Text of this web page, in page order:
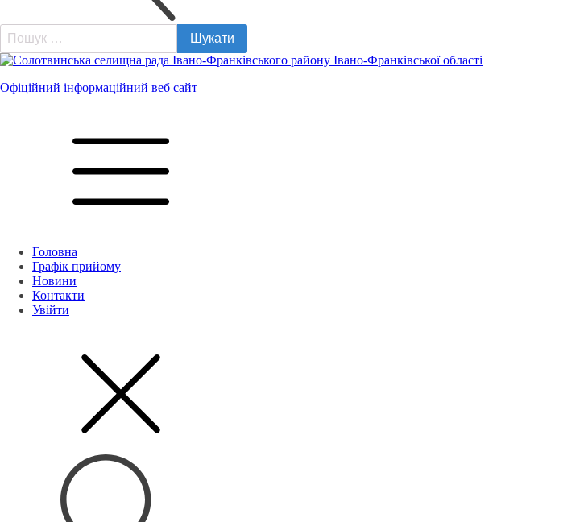
Пошук:
Офіційний інформаційний веб сайт
Головна
Графік прийому
Новини
Контакти
Увійти